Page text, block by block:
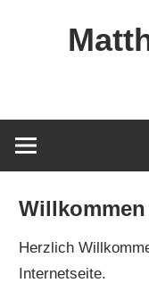
Willkommen
Herzlich
Internetseite.